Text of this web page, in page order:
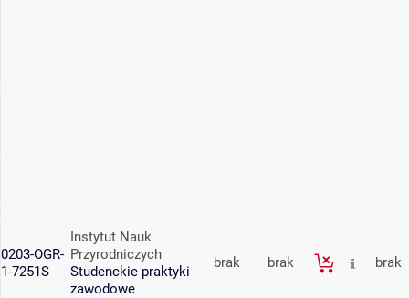
0203-OGR-
1-7251S
Instytut Nauk
Przyrodniczych
Studenckie praktyki
zawodowe
brak brak brak